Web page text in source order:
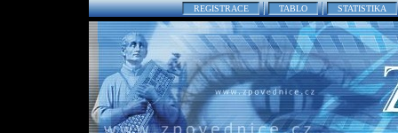
REGISTRACE TABLO STATISTIKA